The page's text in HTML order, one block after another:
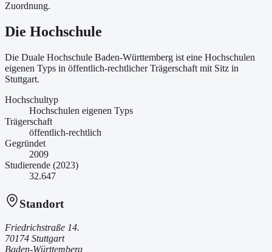
Zuordnung.
Die Hochschule
Die Duale Hochschule Baden-Württemberg ist eine Hochschulen
eigenen Typs in öffentlich-rechtlicher Trägerschaft mit Sitz in
Stuttgart.
Hochschultyp
Hochschulen eigenen Typs
Trägerschaft
öffentlich-rechtlich
Gegründet
2009
Studierende (2023)
32.647
Standort
Friedrichstraße 14.
70174 Stuttgart
Baden-Württemberg